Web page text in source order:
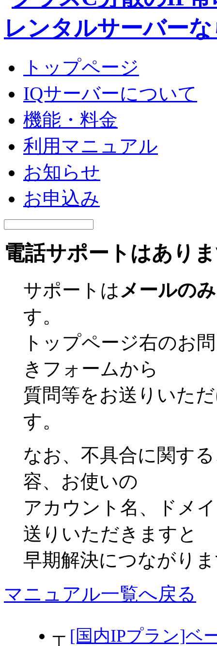
トップページ
IQサーバーについて
機能・料金
利用マニュアル
お知らせ
お申込み
電話サポートはあり
サポートは メールのみ
す。
トップページ右のお
きフォームから
質問等をお送りいた
す。
なお、不具合に関す
容、お使いの
アカウント名、ドメ
送りいただきますと
早期解決につながり
マニュアル一覧へ戻る
┬ [国内IPプラン]ベ